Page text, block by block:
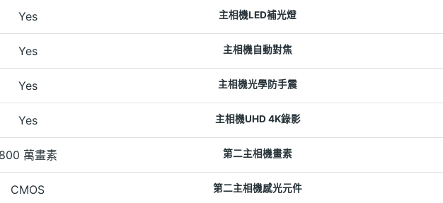
Yes 主相機LED補光燈
Yes 主相機自動對焦
Yes 主相機光學防手震
Yes 主相機UHD 4K錄影
800 萬畫素 第二主相機畫素
CMOS 第二主相機感光元件